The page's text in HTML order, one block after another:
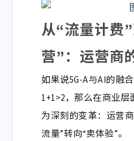
从“流量计费
营”：运营商
如果说5G-A与AI的融
1+1>2，那么在商业
为深刻的变革：运营
流量”转向“卖体验”。